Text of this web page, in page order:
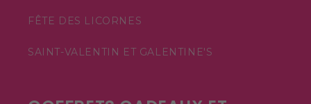
FÊTE DES LICORNES
SAINT-VALENTIN ET GALENTINE'S